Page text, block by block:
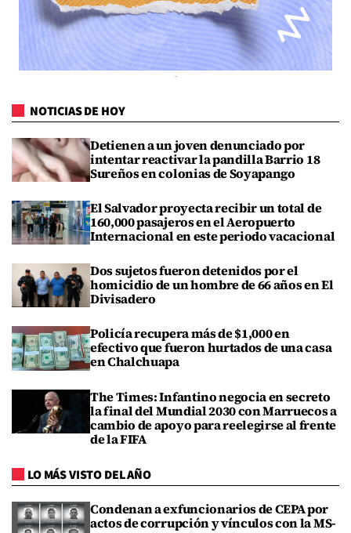
NOTICIAS DE HOY
Detienen a un joven denunciado por
intentar reactivar la pandilla Barrio 18
Sureños en colonias de Soyapango
El Salvador proyecta recibir un total de
160,000 pasajeros en el Aeropuerto
Internacional en este periodo vacacional
Dos sujetos fueron detenidos por el
homicidio de un hombre de 66 años en El
Divisadero
Policía recupera más de $1,000 en
efectivo que fueron hurtados de una casa
en Chalchuapa
The Times: Infantino negocia en secreto
la final del Mundial 2030 con Marruecos a
cambio de apoyo para reelegirse al frente
de la FIFA
LO MÁS VISTO DEL AÑO
Condenan a exfuncionarios de CEPA por
actos de corrupción y vínculos con la MS-